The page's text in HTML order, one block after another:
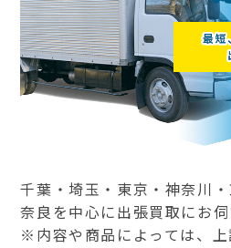
千葉・埼玉・東京・神奈川
奈良を中心に出張買取にお伺
※内容や商品によっては、